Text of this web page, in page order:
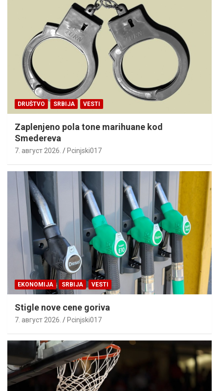
DRUŠTVO SRBIJA VESTI
Zaplenjeno pola tone marihuane kod
Smedereva
7. август 2026. Pcinjski017
EKONOMIJA SRBIJA VESTI
Stigle nove cene goriva
7. август 2026. Pcinjski017